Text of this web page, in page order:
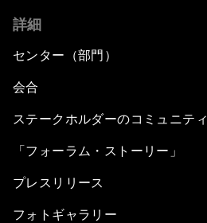
詳細
センター（部門）
会合
ステークホルダーのコミュニティ
「フォーラム・ストーリー」
プレスリリース
フォトギャラリー